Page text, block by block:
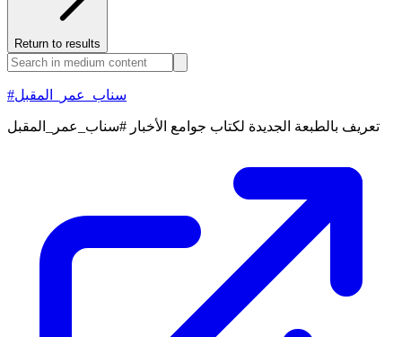
Return to results
#سناب_عمر_المقبل
تعريف بالطبعة الجديدة لكتاب جوامع الأخبار #سناب_عمر_المقبل